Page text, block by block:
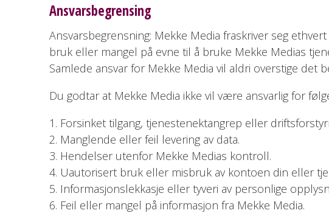
Ansvarsbegrensing
Ansvarsbegrensning: Mekke Media fraskriver seg
bruk eller mangel på evne til å bruke Mekke Medias
Samlede ansvar for Mekke Media vil aldri overstige
Du godtar at Mekke Media ikke vil være ansvarlig for
Forsinket tilgang, tjenestenektangrep eller
Manglende eller feil levering av data.
Hendelser utenfor Mekke Medias kontroll.
Uautorisert bruk eller misbruk av kontoen din eller
Informasjonslekkasje eller tyveri av personlige
Feil eller mangel på informasjon fra Mekke Media.